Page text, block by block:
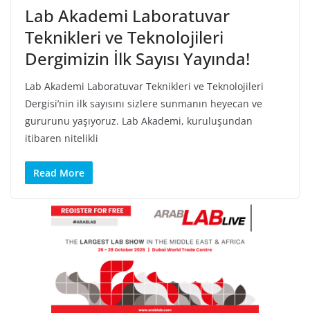
Lab Akademi Laboratuvar
Teknikleri ve Teknolojileri
Dergimizin İlk Sayısı Yayında!
Lab Akademi Laboratuvar Teknikleri ve Teknolojileri
Dergisi’nin ilk sayısını sizlere sunmanın heyecan ve
gururunu yaşıyoruz. Lab Akademi, kuruluşundan
itibaren nitelikli
Read More